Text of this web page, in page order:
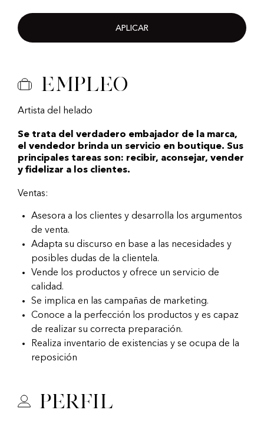
APLICAR
Empleo
Artista del helado
Se trata del verdadero embajador de la marca,
el vendedor brinda un servicio en boutique. Sus
principales tareas son: recibir, aconsejar, vender
y fidelizar a los clientes.
Ventas:
Asesora a los clientes y desarrolla los argumentos
de venta.
Adapta su discurso en base a las necesidades y
posibles dudas de la clientela.
Vende los productos y ofrece un servicio de
calidad.
Se implica en las campañas de marketing.
Conoce a la perfección los productos y es capaz
de realizar su correcta preparación.
Realiza inventario de existencias y se ocupa de la
reposición
Perfil